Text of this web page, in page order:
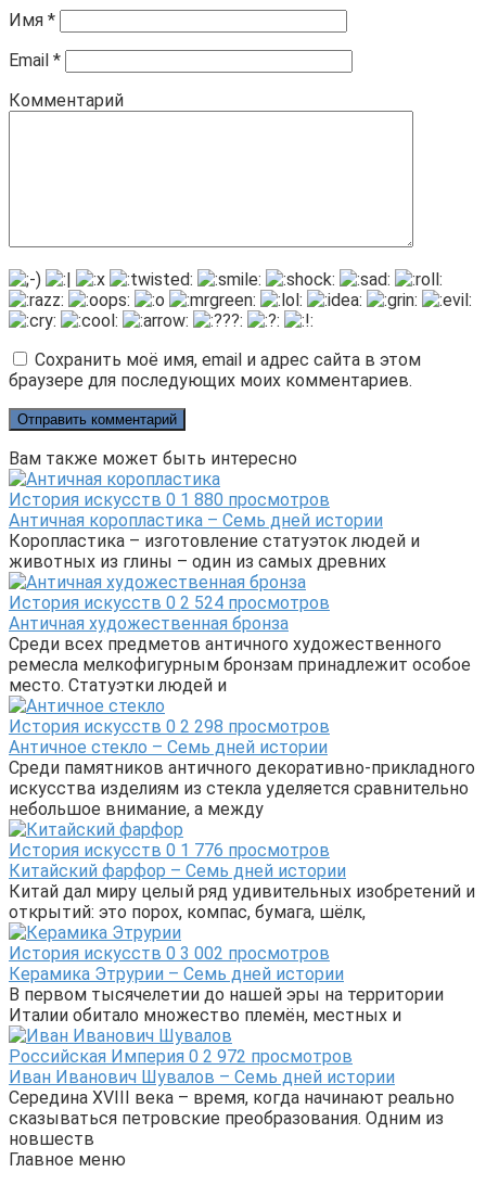
Имя *
Email *
Комментарий
Сохранить моё имя, email и адрес сайта в этом
браузере для последующих моих комментариев.
Вам также может быть интересно
История искусств 0 1 880 просмотров
Античная коропластика – Семь дней истории
Коропластика – изготовление статуэток людей и
животных из глины – один из самых древних
История искусств 0 2 524 просмотров
Античная художественная бронза
Среди всех предметов античного художественного
ремесла мелкофигурным бронзам принадлежит особое
место. Статуэтки людей и
История искусств 0 2 298 просмотров
Античное стекло – Семь дней истории
Среди памятников античного декоративно-прикладного
искусства изделиям из стекла уделяется сравнительно
небольшое внимание, а между
История искусств 0 1 776 просмотров
Китайский фарфор – Семь дней истории
Китай дал миру целый ряд удивительных изобретений и
открытий: это порох, компас, бумага, шёлк,
История искусств 0 3 002 просмотров
Керамика Этрурии – Семь дней истории
В первом тысячелетии до нашей эры на территории
Италии обитало множество племён, местных и
Российская Империя 0 2 972 просмотров
Иван Иванович Шувалов – Семь дней истории
Середина XVIII века – время, когда начинают реально
сказываться петровские преобразования. Одним из
новшеств
Главное меню